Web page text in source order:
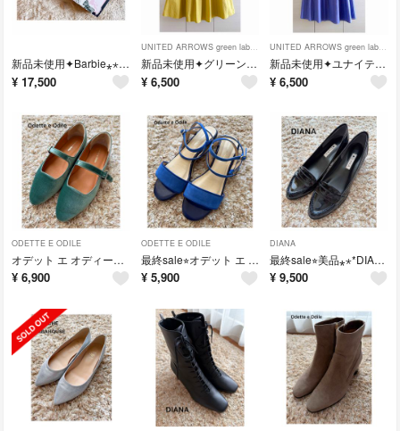
新品未使用✦︎Barbie⁎⋆* ホリスティックキュア✦︎カールドライヤー
¥ 17,500
UNITED ARROWS green label relaxing
新品未使用✦︎グリーンレーベルリラクシング⁎⋆* ギャザーフレアスカート
¥ 6,500
UNITED ARROWS green label relaxing
新品未使用✦︎ユナイテッドアローズ⁎⋆* リバーシブル フレアスカート
¥ 6,500
ODETTE E ODILE
オデット エ オディール ⁎⋆* ベロア調 フラットシューズ グリーン
¥ 6,900
ODETTE E ODILE
最終sale⭐︎オデット エ オディール ⁎⋆* ストラップサンダル ✧︎ブルー
¥ 5,900
DIANA
最終sale⭐︎美品⁎⋆* DIANA❤︎黒 エナメル ローファーパンプス
¥ 9,500